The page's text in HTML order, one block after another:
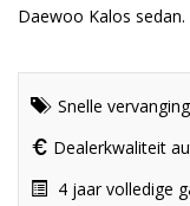
Daewoo Kalos
Snelle
Dealerkwaliteit
4 jaar volledige